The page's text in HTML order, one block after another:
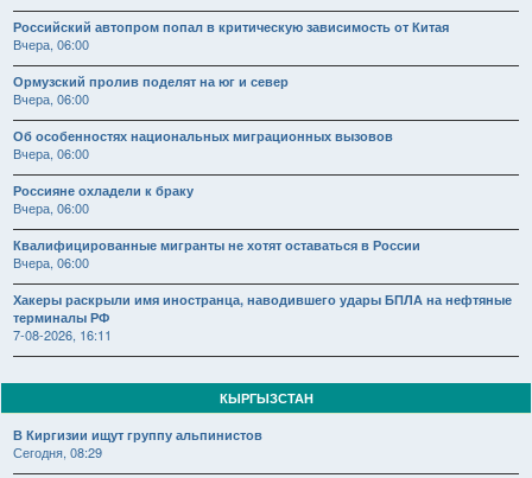
Российский автопром попал в критическую зависимость от Китая
Вчера, 06:00
Ормузский пролив поделят на юг и север
Вчера, 06:00
Об особенностях национальных миграционных вызовов
Вчера, 06:00
Россияне охладели к браку
Вчера, 06:00
Квалифицированные мигранты не хотят оставаться в России
Вчера, 06:00
Хакеры раскрыли имя иностранца, наводившего удары БПЛА на нефтяные
терминалы РФ
7-08-2026, 16:11
КЫРГЫЗСТАН
В Киргизии ищут группу альпинистов
Сегодня, 08:29